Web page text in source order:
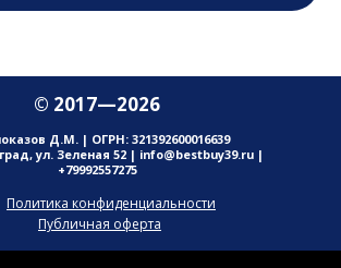
© 2017—2026
Д.М. | ОГРН: 321392600016639
ул. Зеленая 52 | info@bestbuy39.ru |
+79992557275
Политика конфиденциальности
Публичная оферта